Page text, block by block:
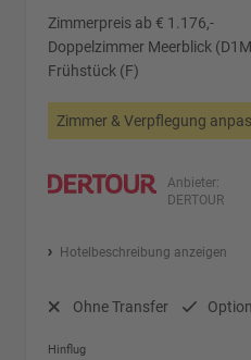
Zimmerpreis ab € 1.176,-
Doppelzimmer Meerblick
Frühstück (F)
Zimmer & Verpflegung
Anbieter:
DERTOUR
Hotelbeschreibung anzeigen
Ohne Transfer
Hinflug